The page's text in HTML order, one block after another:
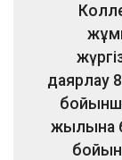
даярлау
жылына